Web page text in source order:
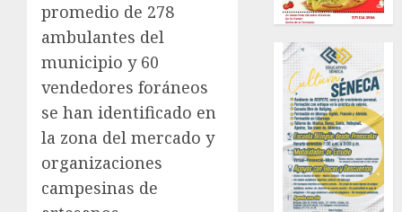
promedio de 278
ambulantes del
municipio y 60
vendedores foráneos
se han identificado en
la zona del mercado y
organizaciones
campesinas de